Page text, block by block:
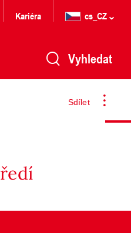
Kariéra cs_CZ
Vyhledat
Sdílet